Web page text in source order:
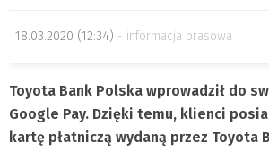
18.03.2020 (12:34) informacja prasowa
Toyota Bank Polska wprowadził do
Google Pay. Dzięki temu, klienci
kartę płatniczą wydaną przez Toyota